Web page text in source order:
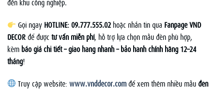
Gọi ngay HOTLINE: 09.777.555.02 hoặc nhắn tin qua Fanpage VND
DECORđể đượctư vấn miễn phí, hỗ trợ lựa chọn mẫu đèn phù hợp,
kèm báo giá chi tiết – giao hàng nhanh – bảo hành chính hãng 12–24
tháng!
Truy cập website:www.vnddecor.comđể xem thêm nhiều mẫuđèn